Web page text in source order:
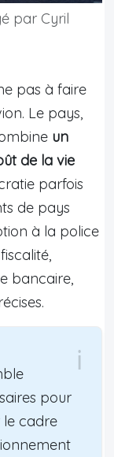
par Cyril
pas à faire
Le pays,
un
de la vie
parfois
de pays
à la police
bancaire,
pour
le cadre